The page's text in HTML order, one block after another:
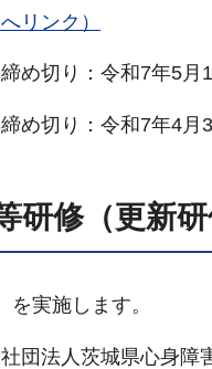
リンク）
め切り：令和7年5月
め切り：令和7年4月
研修（更新
実施します。
団法人茨城県心身障